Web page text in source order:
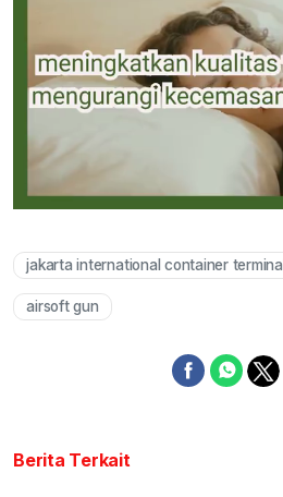
jakarta international container terminal
airsoft gun
Berita Terkait